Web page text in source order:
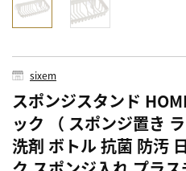
sixem
スポンジスタンド
ック （ スポンジ置き
洗剤 ボトル 抗菌 防汚